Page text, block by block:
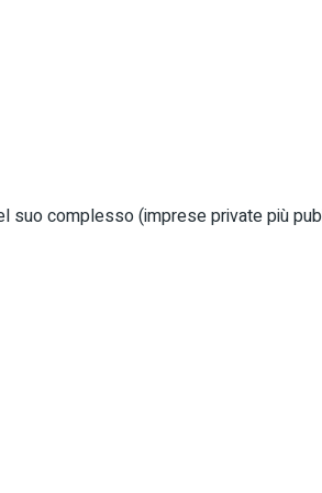
suo complesso (imprese private più